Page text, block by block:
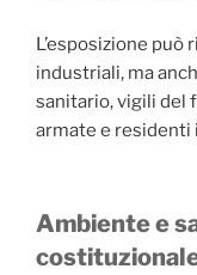
L’esposizione può
industriali, ma
sanitario, vigili del
armate e residenti
Ambiente e